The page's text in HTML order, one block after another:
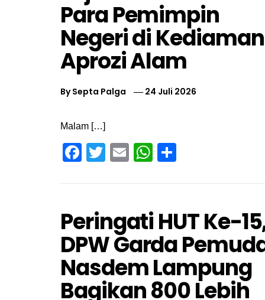
Para Pemimpin
Negeri di Kediaman
Aprozi Alam
BySepta Palga 24 Juli 2026
Malam […]
Facebook
TwitterEmailWhatsApp
Peringati HUT Ke-
DPW Garda
Nasdem Lampung
Bagikan 800 Lebih